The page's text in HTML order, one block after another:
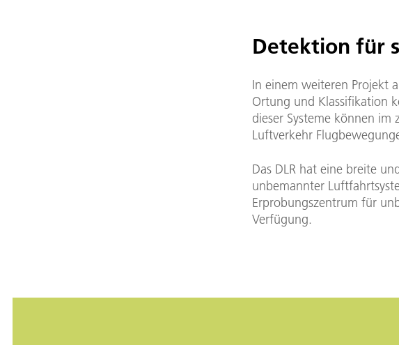
Detektion für
In einem weiteren Projekt
Ortung und Klassifikation
dieser Systeme können
Luftverkehr
Das DLR hat eine breite
unbemannter
Erprobungszentrum für
Verfügung.